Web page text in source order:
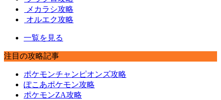
メカラシ攻略
オルエク攻略
一覧を見る
注目の攻略記事
ポケモンチャンピオンズ攻略
ぽこあポケモン攻略
ポケモンZA攻略